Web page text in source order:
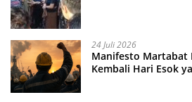
24 Juli 2026
Manifesto Martabat
Kembali Hari Esok